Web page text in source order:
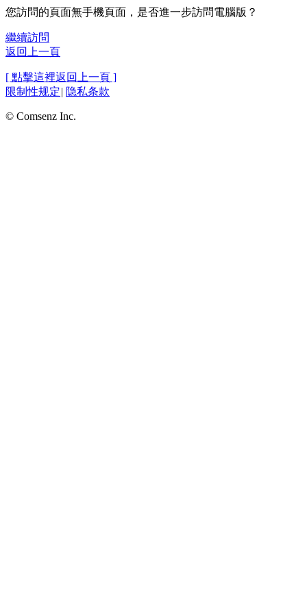
您訪問的頁面無手機頁面，是否進一步訪問電腦版？
繼續訪問
返回上一頁
[ 點擊這裡返回上一頁 ]
限制性规定| 隐私条款
© Comsenz Inc.